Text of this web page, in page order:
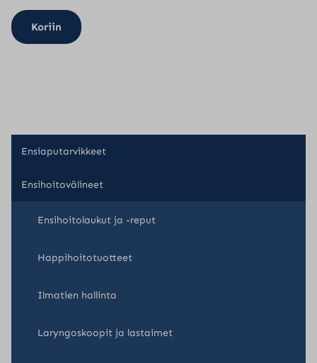
Koriin
Ensiaputarvikkeet
Ensihoitovälineet
Ensihoitolaukut ja -reput
Happihoitotuotteet
Ilmatien hallinta
Laryngoskoopit ja lastaimet